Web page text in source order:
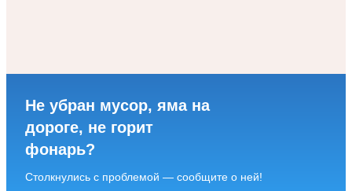
Не убран мусор, яма на
дороге, не горит
фонарь?
Столкнулись с проблемой — сообщите о ней!